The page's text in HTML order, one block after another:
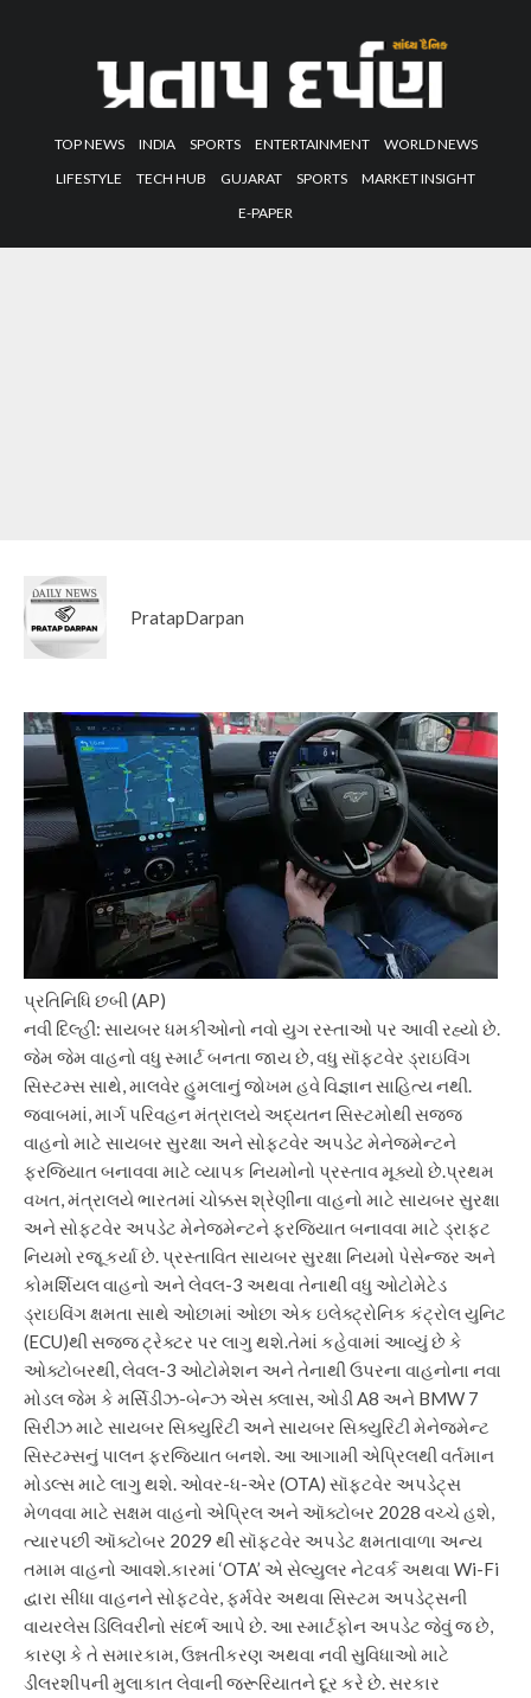
TOP NEWS INDIA SPORTS ENTERTAINMENT
WORLD NEWS
LIFESTYLE
TECH HUB GUJARAT SPORTS
MARKET INSIGHT
E-PAPER
PratapDarpan
પ્રતિનિધિ છબી (AP)
નવી દિલ્હી: સાયબર ધમકીઓનો નવો યુગ રસ્તાઓ પર આવી રહ્યો છે.
જેમ જેમ વાહનો વધુ સ્માર્ટ બનતા જાય છે, વધુ સૉફ્ટવેર ડ્રાઇવિંગ
સિસ્ટમ્સ સાથે, માલવેર હુમલાનું જોખમ હવે વિજ્ઞાન સાહિત્ય નથી.
જવાબમાં, માર્ગ પરિવહન મંત્રાલયે અદ્યતન સિસ્ટમોથી સજ્જ
વાહનો માટે સાયબર સુરક્ષા અને સોફ્ટવેર અપડેટ મેનેજમેન્ટને
ફરજિયાત બનાવવા માટે વ્યાપક નિયમોનો પ્રસ્તાવ મૂક્યો છે.પ્રથમ
વખત, મંત્રાલયે ભારતમાં ચોક્કસ શ્રેણીના વાહનો માટે સાયબર સુરક્ષા
અને સોફ્ટવેર અપડેટ મેનેજમેન્ટને ફરજિયાત બનાવવા માટે ડ્રાફ્ટ
નિયમો રજૂ કર્યા છે. પ્રસ્તાવિત સાયબર સુરક્ષા નિયમો પેસેન્જર અને
કોમર્શિયલ વાહનો અને લેવલ-3 અથવા તેનાથી વધુ ઓટોમેટેડ
ડ્રાઇવિંગ ક્ષમતા સાથે ઓછામાં ઓછા એક ઇલેક્ટ્રોનિક કંટ્રોલ યુનિટ
(ECU)થી સજ્જ ટ્રેક્ટર પર લાગુ થશે.તેમાં કહેવામાં આવ્યું છે કે
ઓક્ટોબરથી, લેવલ-3 ઓટોમેશન અને તેનાથી ઉપરના વાહનોના નવા
મોડલ જેમ કે મર્સિડીઝ-બેન્ઝ એસ ક્લાસ, ઓડી A8 અને BMW 7
સિરીઝ માટે સાયબર સિક્યુરિટી અને સાયબર સિક્યુરિટી મેનેજમેન્ટ
સિસ્ટમ્સનું પાલન ફરજિયાત બનશે. આ આગામી એપ્રિલથી વર્તમાન
મોડલ્સ માટે લાગુ થશે. ઓવર-ધ-એર (OTA) સૉફ્ટવેર અપડેટ્સ
મેળવવા માટે સક્ષમ વાહનો એપ્રિલ અને ઑક્ટોબર 2028 વચ્ચે હશે,
ત્યારપછી ઑક્ટોબર 2029 થી સૉફ્ટવેર અપડેટ ક્ષમતાવાળા અન્ય
તમામ વાહનો આવશે.કારમાં ‘OTA’ એ સેલ્યુલર નેટવર્ક અથવા Wi-Fi
દ્વારા સીધા વાહનને સોફ્ટવેર, ફર્મવેર અથવા સિસ્ટમ અપડેટ્સની
વાયરલેસ ડિલિવરીનો સંદર્ભ આપે છે. આ સ્માર્ટફોન અપડેટ જેવું જ છે,
કારણ કે તે સમારકામ, ઉન્નતીકરણ અથવા નવી સુવિધાઓ માટે
ડીલરશીપની મુલાકાત લેવાની જરૂરિયાતને દૂર કરે છે. સરકાર